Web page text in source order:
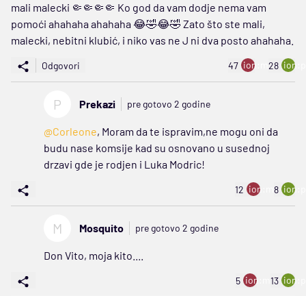
mali malecki 🤏🤏🤏🤏 Ko god da vam dodje nema vam
pomoći ahahaha ahahaha 😂🤣😂🤣 Zato što ste mali,
malecki, nebitni klubić, i niko vas ne J ni dva posto ahahaha.
Odgovori 47 ion:minus
28
P Prekazi pre gotovo 2 godine
@Corleone, Moram da te ispravim,ne mogu oni da
budu nase komsije kad su osnovano u susednoj
drzavi gde je rodjen i Luka Modric!
12 ion:minus
8
M Mosquito pre gotovo 2 godine
Don Vito, moja kito....
5 ion:minus
13